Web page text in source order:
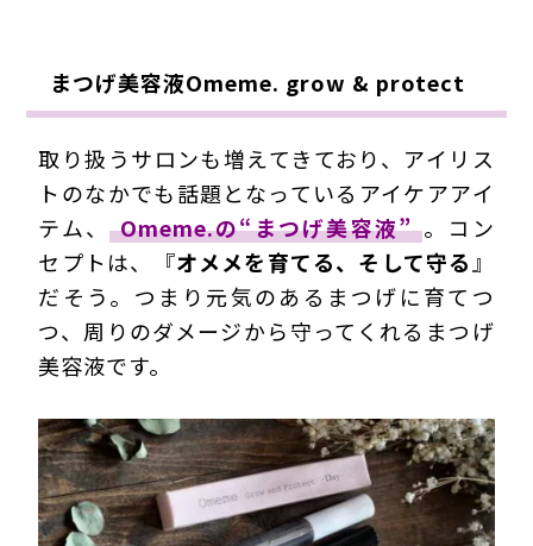
まつげ美容液Omeme. grow & protect
取り扱うサロンも増えてきており、アイリス
トのなかでも話題となっているアイケアアイ
テム、 Omeme.の“まつげ美容液” 。コン
セプトは、『オメメを育てる、そして守る』
だそう。つまり元気のあるまつげに育てつ
つ、周りのダメージから守ってくれるまつげ
美容液です。